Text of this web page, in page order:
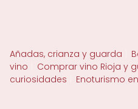
Añadas, crianza y guarda
vino
Comprar vino Rioja y
curiosidades
Enoturismo